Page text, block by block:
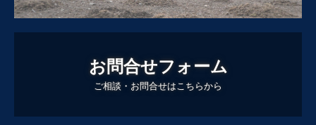
お問合せフォーム
ご相談・お問合せはこちらから